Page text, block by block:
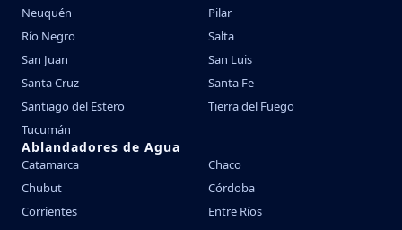
Neuquén
Pilar
Río Negro
Salta
San Juan
San Luis
Santa Cruz
Santa Fe
Santiago del Estero
Tierra del Fuego
Tucumán
Ablandadores de Agua
Catamarca
Chaco
Chubut
Córdoba
Corrientes
Entre Ríos